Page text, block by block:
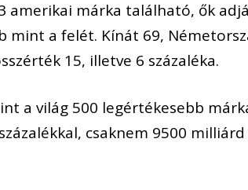
amerikai márka található, ők
mint a felét. Kínát 69,
15, illetve 6 százaléka.
a világ 500 legértékesebb
csaknem 9500